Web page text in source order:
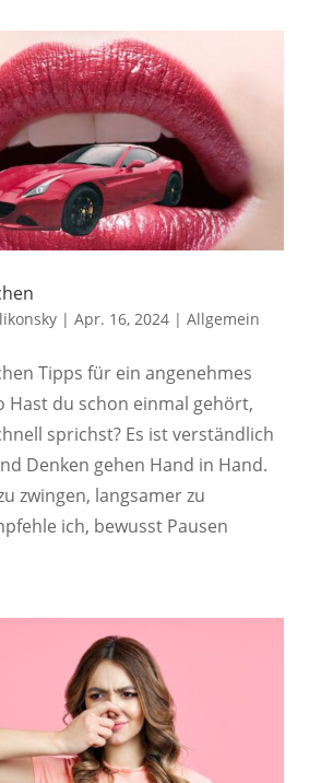
| Apr. 16, 2024| Allgemein
Tipps für ein angenehmes
Hast du schon einmal gehört,
sprichst? Es ist verständlich
Denken gehen Hand in Hand.
zwingen, langsamer zu
ich, bewusst Pausen